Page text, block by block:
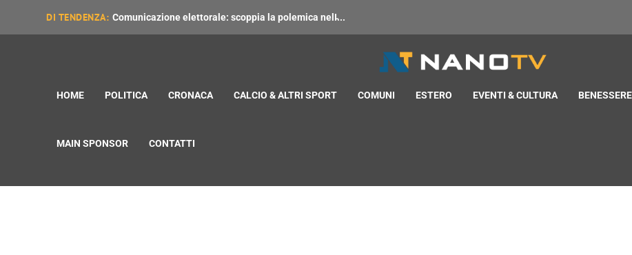
DI TENDENZA: Comunicazione elettorale: scoppia la polemica nell̵...
HOME POLITICA CRONACA CALCIO & ALTRI SPORT COMUNI ESTERO EVENTI & CULTURA
MAIN SPONSOR CONTATTI